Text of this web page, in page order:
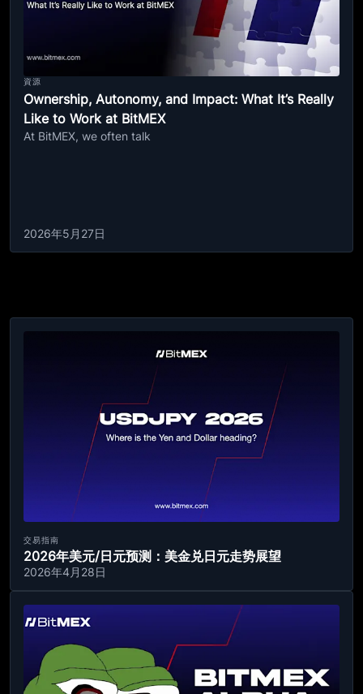
資源
Ownership, Autonomy, and Impact: What It’s Really
Like to Work at BitMEX
At BitMEX, we often talk
2026年5月27日
交易指南
2026年美元/日元预测：美金兑日元走势展望
2026年4月28日